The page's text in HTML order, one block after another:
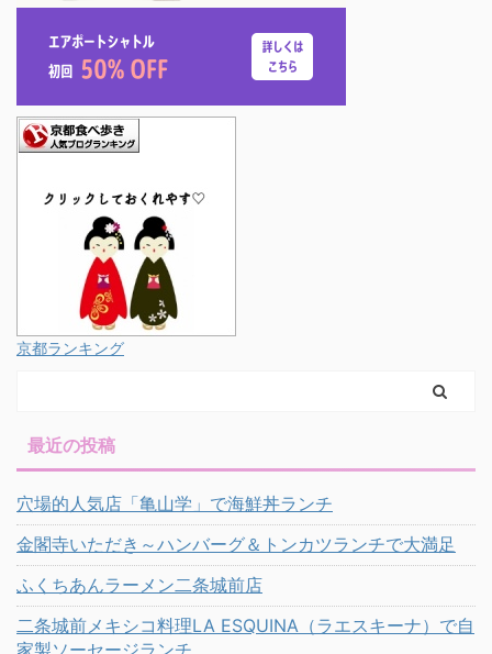
京都ランキング
最近の投稿
穴場的人気店「亀山学」で海鮮丼ランチ
金閣寺いただき～ハンバーグ＆トンカツランチで大満足
ふくちあんラーメン二条城前店
二条城前メキシコ料理LA ESQUINA（ラエスキーナ）で自